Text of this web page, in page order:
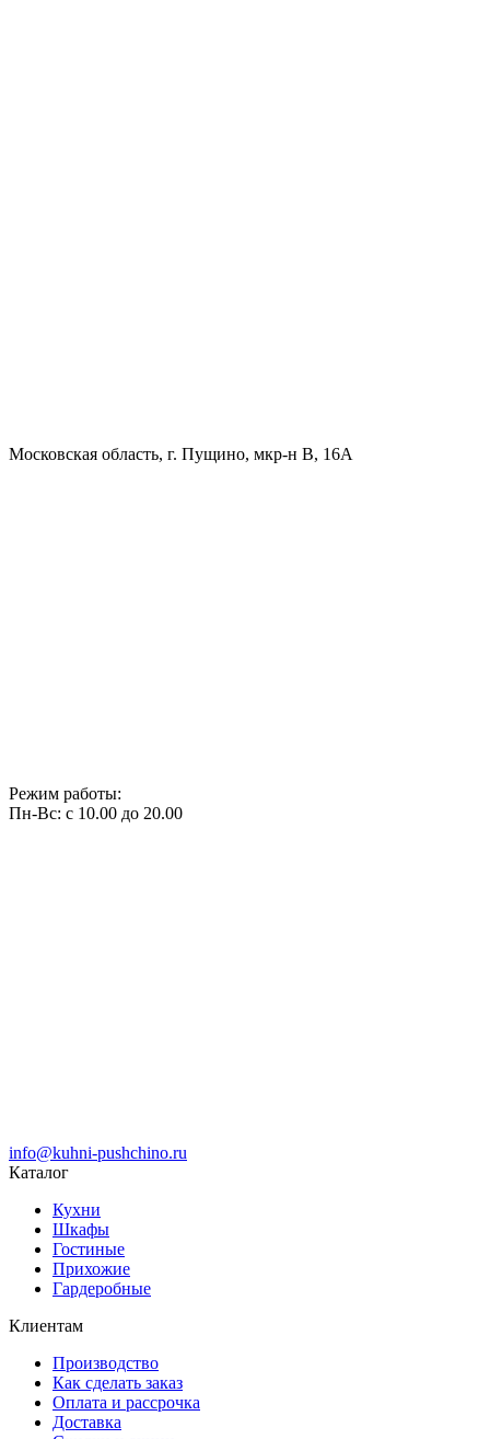
Московская область, г. Пущино, мкр-н В, 16А
Режим работы:
Пн-Вс: с 10.00 до 20.00
info@kuhni-pushchino.ru
Каталог
Кухни
Шкафы
Гостиные
Прихожие
Гардеробные
Клиентам
Производство
Как сделать заказ
Оплата и рассрочка
Доставка